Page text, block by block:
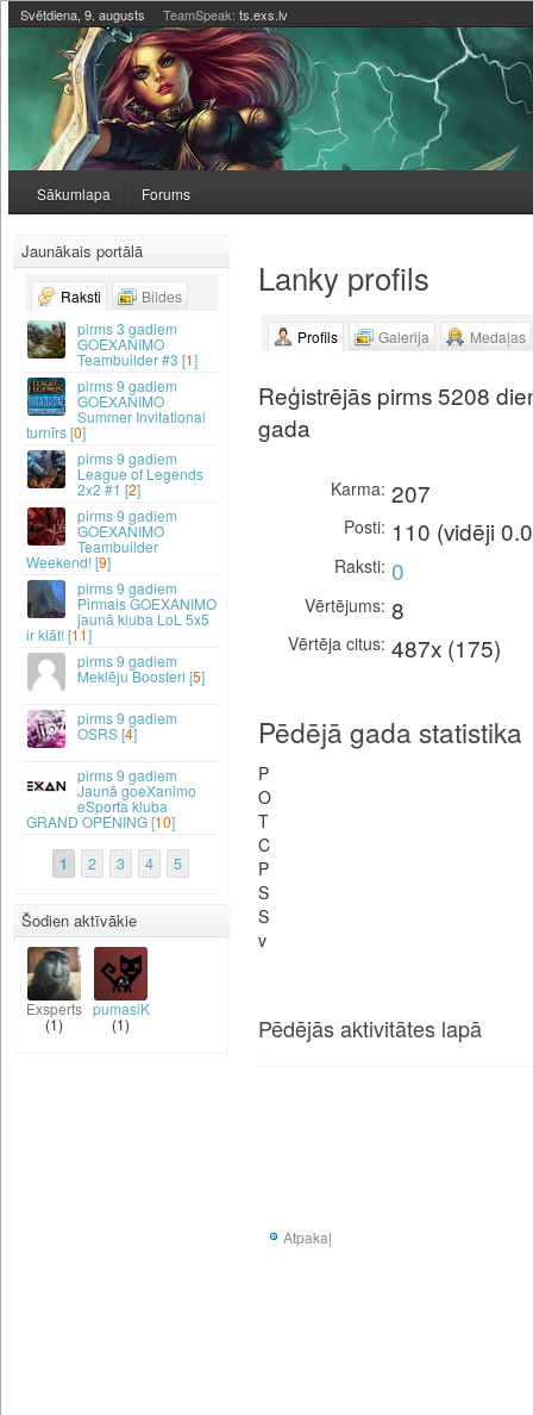
Svētdiena, 9. augusts TeamSpeak: ts.exs.lv
Sākumlapa Forums
Lanky profils
Profils Galerija Medaļas
Reģistrējās pirms 5208
gada
Karma 207
Posti 110 (vidēji
Raksti 0
Vērtējums 8
Vērtēja citus 487x (175)
Pēdējā gada statistika
P
O
T
C
P
S
S
v
Pēdējās aktivitātes lapā
Atpakaļ
Jaunākais portālā
Raksti
Bildes
3 gadiem
GOEXANIMO
Teambuilder #3 [1]
9 gadiem
GOEXANIMO
Summer Invitational
turnīrs [0]
9 gadiem
League of Legends
2x2 #1 [2]
9 gadiem
GOEXANIMO
Teambuilder
Weekend! [9]
9 gadiem
Pirmais GOEXANIMO
jaunā kluba LoL 5x5
ir klāt! [11]
9 gadiem
Meklēju Boosteri [5]
9 gadiem
OSRS [4]
9 gadiem
Jaunā goeXanimo
eSporta kluba
GRAND OPENING [10]
1 2 3 4 5
Šodien aktīvākie
Exsperts
(1)
pumasiK
(1)